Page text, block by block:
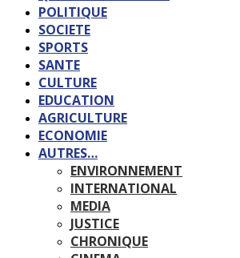
POLITIQUE
SOCIETE
SPORTS
SANTE
CULTURE
EDUCATION
AGRICULTURE
ECONOMIE
AUTRES…
ENVIRONNEMENT
INTERNATIONAL
MEDIA
JUSTICE
CHRONIQUE